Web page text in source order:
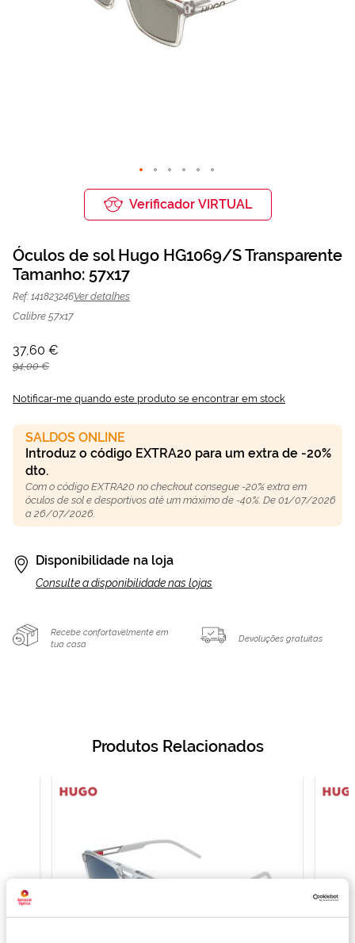
Óculos de sol Hugo HG1069/S
Transparente | Mais Optica
Galeria
de
imagens
Verificador VIRTUAL
Óculos de sol Hugo HG1069/S Transparente
Tamanho: 57x17
Ref: 141823246Ver detalhes
Calibre 57x17
37,60 €
94,00 €
Notificar-me quando este produto se encontrar em stock
SALDOS ONLINE
Introduz o código EXTRA20 para um extra de -20%
dto.
Com o código EXTRA20 no checkout consegue -20% extra em
óculos de sol e desportivos até um máximo de -40%. De 01/07/2026
a 26/07/2026.
Disponibilidade na loja
Consulte a disponibilidade nas lojas
Recebe confortavelmente em
tua casa
Devoluções gratuitas
Produtos Relacionados